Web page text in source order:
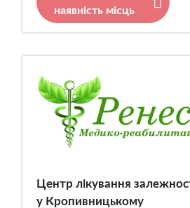
наявність місць
Центр лікування
у Кропивницькому